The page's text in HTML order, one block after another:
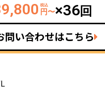
税込
円〜×36回
問い合わせはこちら